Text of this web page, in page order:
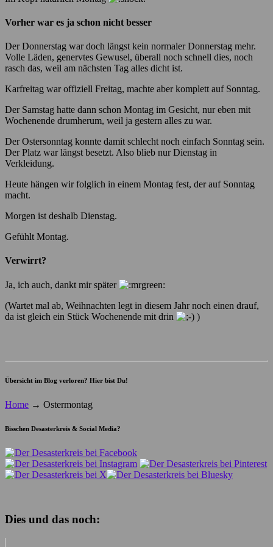
Vorher war es ja schon nicht besser
Der Donnerstag war doch längst kein normaler Donnerstag mehr.
Volle Läden, genervtes Gewusel, überall noch schnell dies, noch
rasch das, weil am nächsten Tag alles dicht ist.
Karfreitag war offiziell Freitag, machte aber komplett auf Sonntag.
Der Samstag hatte dann schon Montag im Gesicht, nur eben mit
Wochenende drumherum, weil ja gestern alles zu war.
Der Ostersonntag konnte damit schlecht noch einfach Sonntag sein.
Der Platz war längst besetzt. Also blieb nur Dienstag in
Verkleidung.
Heute hängen wir folglich in einem Montag fest, der auf Sonntag
macht.
Morgen ist deshalb Dienstag.
Gefühlt Montag.
Verwirrt?
Ja, ich auch, dankt mir später
(Wartet mal ab, Weihnachten legt in diesem Jahr noch einen drauf,
da ist gleich ein Stück Wochenende mit drin
)
Übersicht im Blog verloren? Hier bist Du!
Home → Ostermontag
Bisschen Desasterkreis & Social Media?
Dies und das noch: